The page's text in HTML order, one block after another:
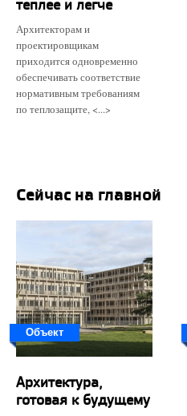
теплее и легче
Архитекторам и
проектировщикам
приходится одновременно
обеспечивать соответствие
нормативным требованиям
по теплозащите, <...>
Сейчас на главной
Объект
Архитектура,
готовая к будущему